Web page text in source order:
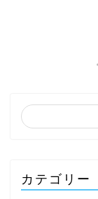
カテゴリー